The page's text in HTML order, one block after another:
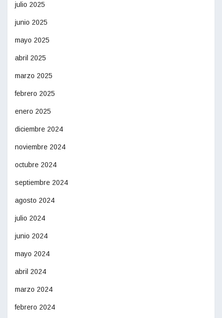
julio 2025
junio 2025
mayo 2025
abril 2025
marzo 2025
febrero 2025
enero 2025
diciembre 2024
noviembre 2024
octubre 2024
septiembre 2024
agosto 2024
julio 2024
junio 2024
mayo 2024
abril 2024
marzo 2024
febrero 2024